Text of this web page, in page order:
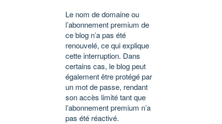
Le nom de domaine ou
l’abonnement premium de
ce blog n’a pas été
renouvelé, ce qui explique
cette interruption. Dans
certains cas, le blog peut
également être protégé par
un mot de passe, rendant
son accès limité tant que
l’abonnement premium n’a
pas été réactivé.